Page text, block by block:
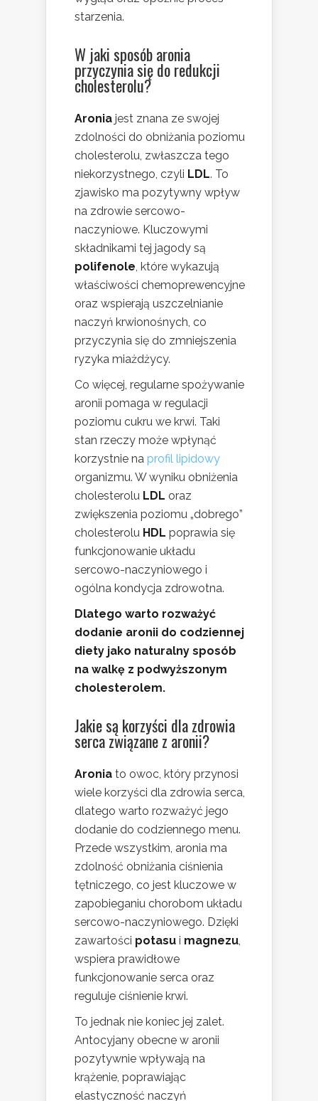
starzenia.
W jaki sposób aronia
przyczynia się do redukcji
cholesterolu?
Aronia jest znana ze swojej
zdolności do obniżania poziomu
cholesterolu, zwłaszcza tego
niekorzystnego, czyli LDL. To
zjawisko ma pozytywny wpływ
na zdrowie sercowo-
naczyniowe. Kluczowymi
składnikami tej jagody są
polifenole, które wykazują
właściwości chemoprewencyjne
oraz wspierają uszczelnianie
naczyń krwionośnych, co
przyczynia się do zmniejszenia
ryzyka miażdżycy.
Co więcej, regularne spożywanie
aronii pomaga w regulacji
poziomu cukru we krwi. Taki
stan rzeczy może wpłynąć
korzystnie na profil lipidowy
organizmu. W wyniku obniżenia
cholesterolu LDL oraz
zwiększenia poziomu „dobrego”
cholesterolu HDL poprawia się
funkcjonowanie układu
sercowo-naczyniowego i
ogólna kondycja zdrowotna.
Dlatego warto rozważyć
dodanie aronii do codziennej
diety jako naturalny sposób
na walkę z podwyższonym
cholesterolem.
Jakie są korzyści dla zdrowia
serca związane z aronii?
Aronia to owoc, który przynosi
wiele korzyści dla zdrowia serca,
dlatego warto rozważyć jego
dodanie do codziennego menu.
Przede wszystkim, aronia ma
zdolność obniżania ciśnienia
tętniczego, co jest kluczowe w
zapobieganiu chorobom układu
sercowo-naczyniowego. Dzięki
zawartości potasu i magnezu,
wspiera prawidłowe
funkcjonowanie serca oraz
reguluje ciśnienie krwi.
To jednak nie koniec jej zalet.
Antocyjany obecne w aronii
pozytywnie wpływają na
krążenie, poprawiając
elastyczność naczyń